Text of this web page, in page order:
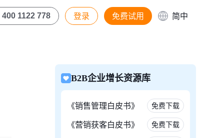
400 1122 778 登录 免费试用 简中
B2B企业增长资源库
《销售管理白皮书》 免费下载
《营销获客白皮书》 免费下载